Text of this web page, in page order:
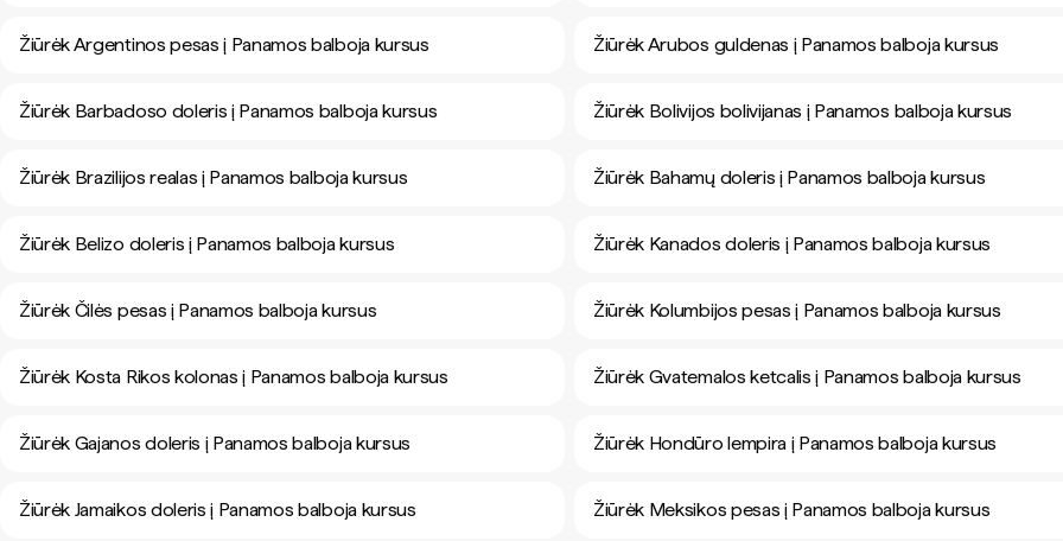
Žiūrėk Argentinos pesas į Panamos balboja kursus Žiūrėk Arubos guldenas į Panamos balboja kursus
Žiūrėk Barbadoso doleris į Panamos balboja kursus Žiūrėk Bolivijos bolivijanas į Panamos balboja kursus
Žiūrėk Brazilijos realas į Panamos balboja kursus Žiūrėk Bahamų doleris į Panamos balboja kursus
Žiūrėk Belizo doleris į Panamos balboja kursus Žiūrėk Kanados doleris į Panamos balboja kursus
Žiūrėk Čilės pesas į Panamos balboja kursus Žiūrėk Kolumbijos pesas į Panamos balboja kursus
Žiūrėk Kosta Rikos kolonas į Panamos balboja kursus Žiūrėk Gvatemalos ketcalis į Panamos balboja kursus
Žiūrėk Gajanos doleris į Panamos balboja kursus Žiūrėk Hondūro lempira į Panamos balboja kursus
Žiūrėk Jamaikos doleris į Panamos balboja kursus Žiūrėk Meksikos pesas į Panamos balboja kursus